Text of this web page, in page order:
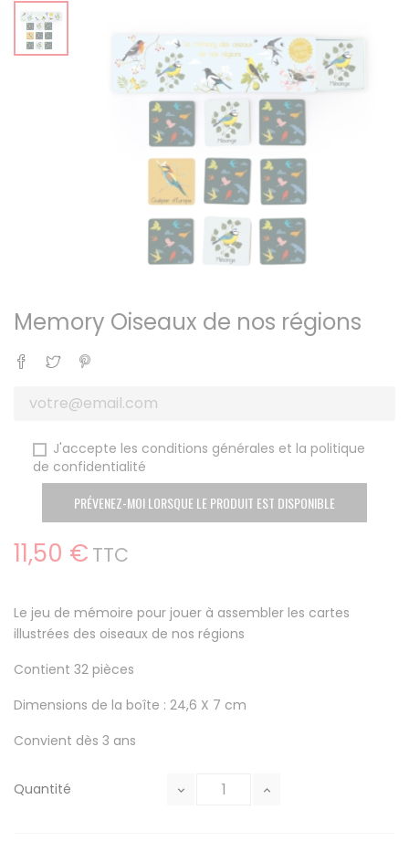
Memory Oiseaux de nos régions
Partager
Tweet
J'accepte les conditions générales et la politique
de confidentialité
PRÉVENEZ-MOI LORSQUE LE PRODUIT EST DISPONIBLE
11,50 € TTC
Le jeu de mémoire pour jouer à assembler les cartes
illustrées des oiseaux de nos régions
Contient 32 pièces
Dimensions de la boîte : 24,6 X 7 cm
Convient dès 3 ans
Quantité